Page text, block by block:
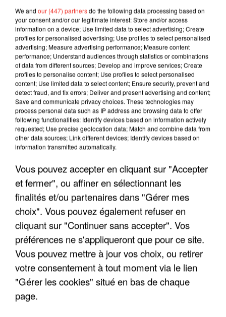
LES INTERVIEWS CHANTE
FRANCE
"JE SUIS À DISPOSITION DES
ENFOIRÉS"
"ON A TOUS LE TRAC"
We and our (447) partnersdo the following data processing based on
your consent and/or our legitimate interest: Store and/or access
information on a device; Use limited data to select advertising; Create
profiles for personalised advertising; Use profiles to select personalised
advertising; Measure advertising performance; Measure content
performance; Understand audiences through statistics or combinations
of data from different sources; Develop and improve services; Create
profiles to personalise content; Use profiles to select personalised
content; Use limited data to select content; Ensure security, prevent and
detect fraud, and fix errors; Deliver and present advertising and content;
Save and communicate privacy choices. These technologies may
process personal data such as IP address and browsing data to offer
following functionalities: Identify devices based on information actively
requested; Use precise geolocation data; Match and combine data from
other data sources; Link different devices; Identify devices based on
information transmitted automatically.
Vous pouvez accepter en cliquant sur "Accepter
et fermer", ou affiner en sélectionnant les
finalités et/ou partenaires dans "Gérer mes
choix". Vous pouvez également refuser en
cliquant sur "Continuer sans accepter". Vos
préférences ne s'appliqueront que pour ce site.
Vous pouvez mettre à jour vos choix, ou retirer
votre consentement à tout moment via le lien
"Gérer les cookies" situé en bas de chaque
page.